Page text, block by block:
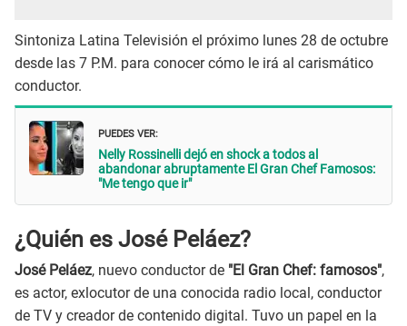
Sintoniza Latina Televisión el próximo lunes 28 de octubre
desde las 7 P.M. para conocer cómo le irá al carismático
conductor.
PUEDES VER:
Nelly Rossinelli dejó en shock a todos al
abandonar abruptamente El Gran Chef Famosos:
"Me tengo que ir"
¿Quién es José Peláez?
José Peláez, nuevo conductor de "El Gran Chef: famosos",
es actor, exlocutor de una conocida radio local, conductor
de TV y creador de contenido digital. Tuvo un papel en la